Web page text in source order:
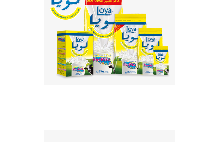
Loya est un lait entier en poudre
enrichi avec Forvita, le booster de
Promasidor qui est un mélange des
cinq vitamines les plus important...
EN SAVOIR PLUS